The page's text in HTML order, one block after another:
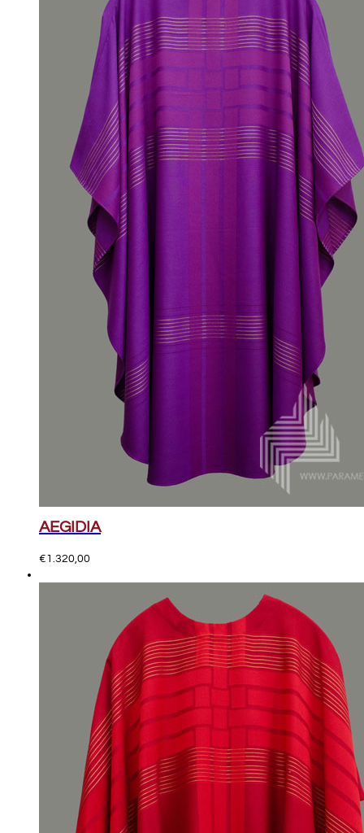
AEGIDIA
€1.320,00